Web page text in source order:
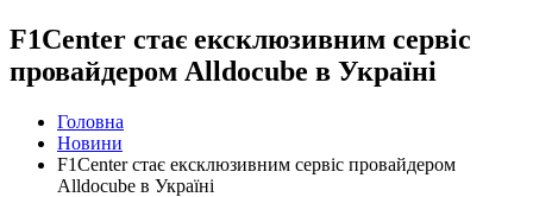
F1Center стає ексклюзивним сервіс
провайдером Alldocube в Україні
Головна
Новини
F1Center стає ексклюзивним сервіс провайдером
Alldocube в Україні